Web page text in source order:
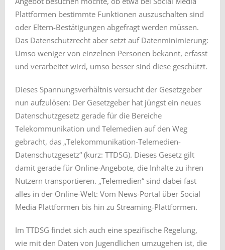
Plattformen bestimmte Funktionen auszuschalten sind
oder Eltern-Bestätigungen abgefragt werden müssen.
Das Datenschutzrecht aber setzt auf Datenminimierung:
Umso weniger von einzelnen Personen bekannt, erfasst
und verarbeitet wird, umso besser sind diese geschützt.
Dieses Spannungsverhältnis versucht der Gesetzgeber
nun aufzulösen: Der Gesetzgeber hat jüngst ein neues
Datenschutzgesetz gerade für die Bereiche
Telekommunikation und Telemedien auf den Weg
gebracht, das „Telekommunikation-Telemedien-
Datenschutzgesetz“ (kurz: TTDSG). Dieses Gesetz gilt
damit gerade für Online-Angebote, die Inhalte zu ihren
Nutzern transportieren. „Telemedien“ sind dabei fast
alles in der Online-Welt: Vom News-Portal über Social
Media Plattformen bis hin zu Streaming-Plattformen.
Im TTDSG findet sich auch eine spezifische Regelung,
wie mit den Daten von Jugendlichen umzugehen ist, die